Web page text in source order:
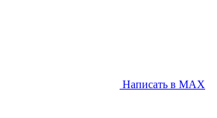
Написать в MAX